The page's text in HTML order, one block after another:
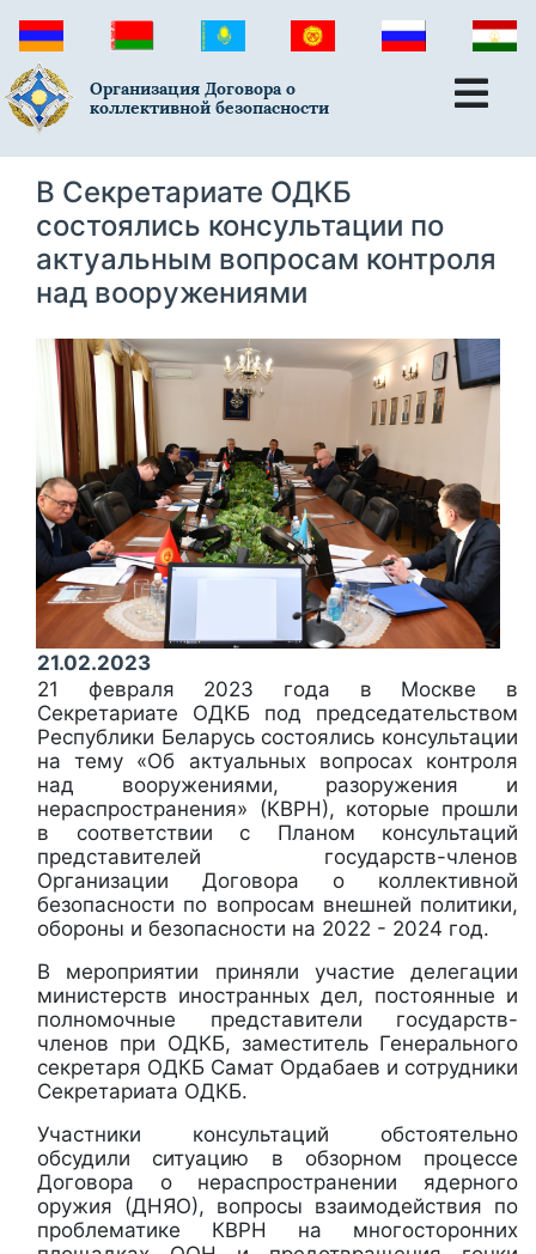
Организация Договора о
коллективной безопасности
В Секретариате ОДКБ
состоялись консультации по
актуальным вопросам контроля
над вооружениями
21.02.2023
21 февраля 2023 года в Москве в
Секретариате ОДКБ под председательством
Республики Беларусь состоялись консультации
на тему «Об актуальных вопросах контроля
над вооружениями, разоружения и
нераспространения» (КВРН), которые прошли
в соответствии с Планом консультаций
представителей государств-членов
Организации Договора о коллективной
безопасности по вопросам внешней политики,
обороны и безопасности на 2022 - 2024 год.
В мероприятии приняли участие делегации
министерств иностранных дел, постоянные и
полномочные представители государств-
членов при ОДКБ, заместитель Генерального
секретаря ОДКБ Самат Ордабаев и сотрудники
Секретариата ОДКБ.
Участники консультаций обстоятельно
обсудили ситуацию в обзорном процессе
Договора о нераспространении ядерного
оружия (ДНЯО), вопросы взаимодействия по
проблематике КВРН на многосторонних